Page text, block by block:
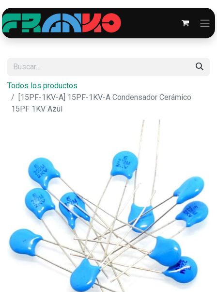
Todos los productos
[15PF-1KV-A] 15PF-1KV-A Condensador Cerámico
15PF 1KV Azul